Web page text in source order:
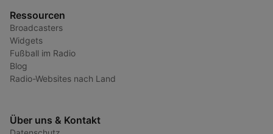
Ressourcen
Broadcasters
Widgets
Fußball im Radio
Blog
Radio-Websites nach Land
Über uns & Kontakt